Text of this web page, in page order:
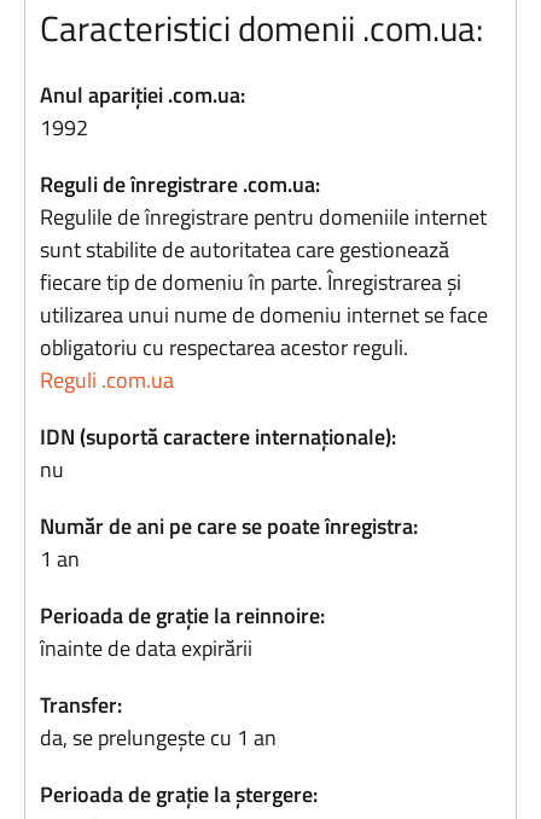
Caracteristici domenii .com.ua:
Anul apariției .com.ua:
1992
Reguli de înregistrare .com.ua:
Regulile de înregistrare pentru domeniile internet
sunt stabilite de autoritatea care gestionează
fiecare tip de domeniu în parte. Înregistrarea și
utilizarea unui nume de domeniu internet se face
obligatoriu cu respectarea acestor reguli.
Reguli .com.ua
IDN (suportă caractere internaționale):
nu
Număr de ani pe care se poate înregistra:
1 an
Perioada de grație la reinnoire:
înainte de data expirării
Transfer:
da, se prelungește cu 1 an
Perioada de grație la ștergere: